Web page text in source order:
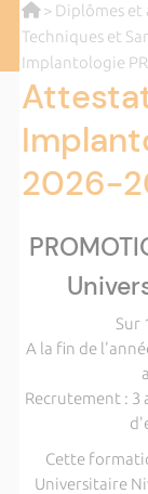
> Diplômes
Techniques et
Implantologie
2026-
Sur
A la fin de
Recrutement : 3
Cette
Universitaire